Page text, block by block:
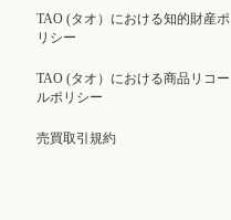
TAO (タオ）における知的財産ポ
リシー
TAO (タオ）における商品リコー
ルポリシー
売買取引規約